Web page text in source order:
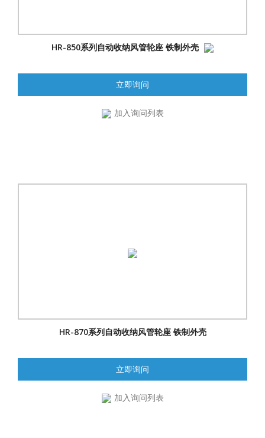
HR-850系列自动收纳风管轮座 铁制外壳
立即询问
加入询问列表
HR-870系列自动收纳风管轮座 铁制外壳
立即询问
加入询问列表